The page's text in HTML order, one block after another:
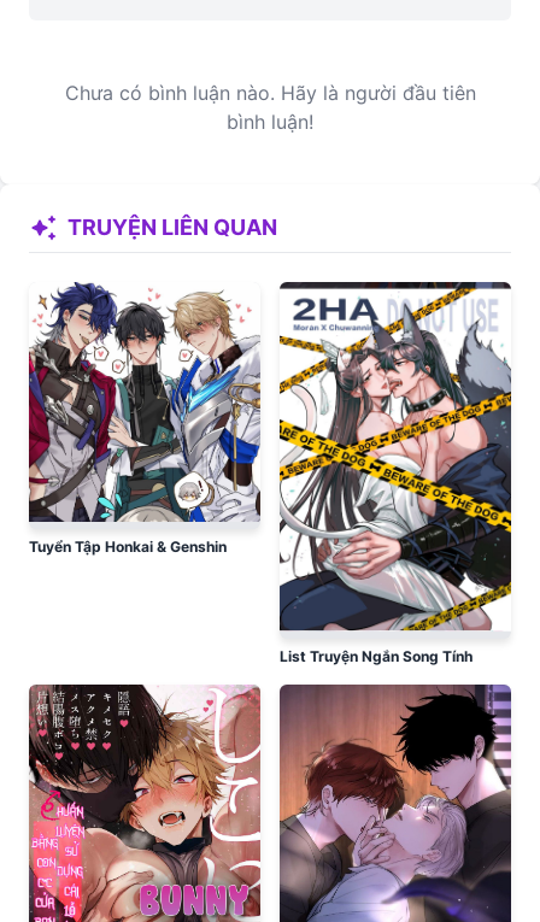
Chưa có bình luận nào. Hãy là người đầu tiên
bình luận!
auto_awesome TRUYỆN LIÊN QUAN
Tuyển Tập Honkai & Genshin
List Truyện Ngắn Song Tính